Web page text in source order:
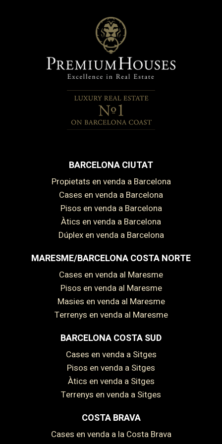
BARCELONA CIUTAT
Propietats en venda a Barcelona
Cases en venda a Barcelona
Pisos en venda a Barcelona
Àtics en venda a Barcelona
Dúplex en venda a Barcelona
MARESME/BARCELONA COSTA NORTE
Cases en venda al Maresme
Pisos en venda al Maresme
Masies en venda al Maresme
Terrenys en venda al Maresme
BARCELONA COSTA SUD
Cases en venda a Sitges
Pisos en venda a Sitges
Àtics en venda a Sitges
Terrenys en venda a Sitges
COSTA BRAVA
Cases en venda a la Costa Brava
Guardar configuració Acceptar totes